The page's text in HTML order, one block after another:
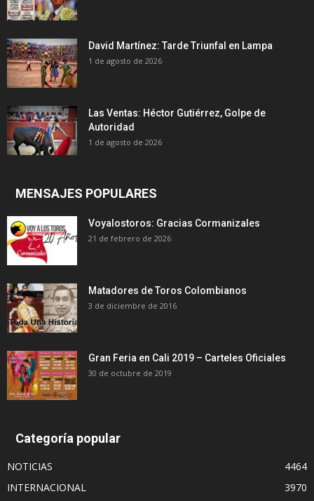
David Martínez: Tarde Triunfal en Lampa
1 de agosto de 2026
Las Ventas: Héctor Gutiérrez, Golpe de
Autoridad
1 de agosto de 2026
MENSAJES POPULARES
Voyalostoros: Gracias Cormanizales
21 de febrero de 2026
Matadores de Toros Colombianos
3 de diciembre de 2016
Gran Feria en Cali 2019 – Carteles Oficiales
30 de octubre de 2019
Categoría popular
NOTICIAS
4464
INTERNACIONAL
3970